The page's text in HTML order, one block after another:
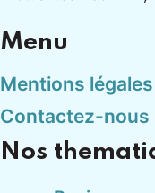
Menu
Mentions légales
Contactez-nous
Nos